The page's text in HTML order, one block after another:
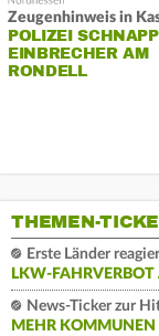
Zeugenhinweis in
POLIZEI
EINBRECHER AM
RONDELL
THEMEN-
Erste Länder
LKW-FAHRVERBOT
News-Ticker zur
MEHR KOMMUNEN